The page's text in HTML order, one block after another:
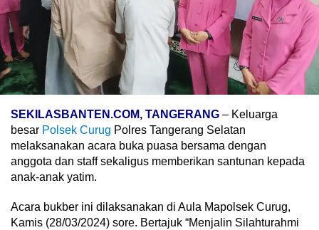
SEKILASBANTEN.COM, TANGERANG – Keluarga
besar Polsek Curug Polres Tangerang Selatan
melaksanakan acara buka puasa bersama dengan
anggota dan staff sekaligus memberikan santunan kepada
anak-anak yatim.
Acara bukber ini dilaksanakan di Aula Mapolsek Curug,
Kamis (28/03/2024) sore. Bertajuk “Menjalin Silahturahmi